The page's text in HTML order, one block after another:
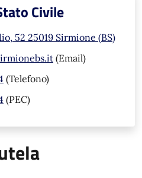
Civile
52 25019 Sirmione (BS)
(Email)
(Telefono)
(PEC)